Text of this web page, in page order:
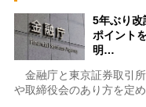
5年ぶり改
ポイント
明…
金融庁と東京証券取引
や取締役会のあり方を定